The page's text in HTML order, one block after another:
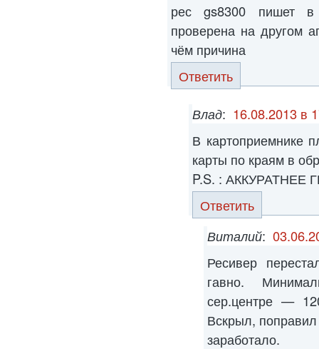
рес gs8300 пишет в
проверена на другом
чём причина
Ответить
Влад: 16.08.2013 в
В картоприемнике
карты по краям в
P.S. :
Ответить
Виталий:
Ресивер
гавно.
сер.центре —
Вскрыл,
заработало.